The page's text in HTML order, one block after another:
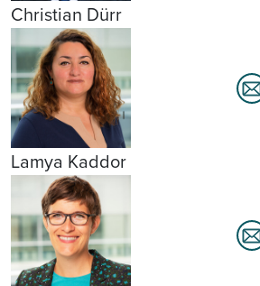
Christian Dürr
Lamya Kaddor